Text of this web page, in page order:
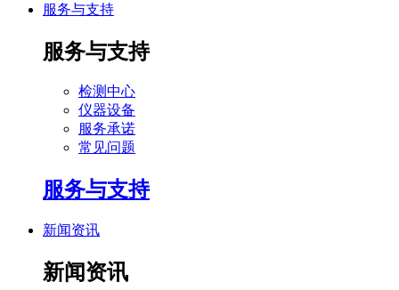
服务与支持
服务与支持
检测中心
仪器设备
服务承诺
常见问题
服务与支持
新闻资讯
新闻资讯